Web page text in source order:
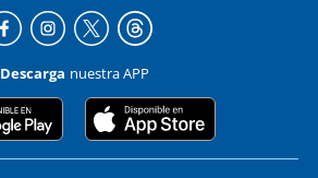
Descarga nuestra APP